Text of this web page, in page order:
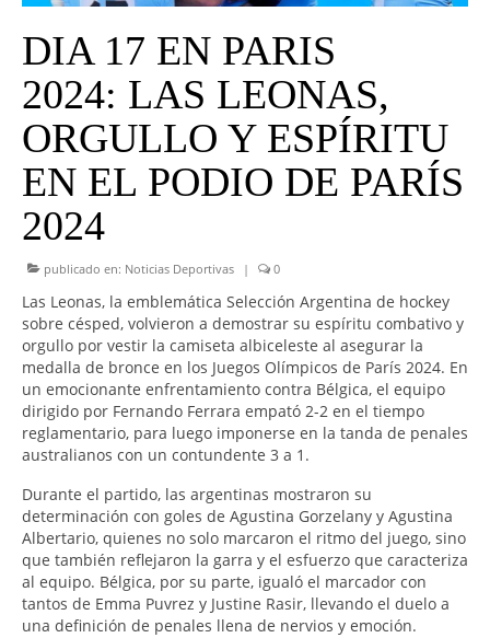
CAD MEDIA
CAD FEDERAL
DIA 17 EN PARIS
2024: LAS LEONAS,
ORGULLO Y ESPÍRITU
EN EL PODIO DE PARÍS
2024
publicado en: Noticias Deportivas | 0
Las Leonas, la emblemática Selección Argentina de hockey
sobre césped, volvieron a demostrar su espíritu combativo y
orgullo por vestir la camiseta albiceleste al asegurar la
medalla de bronce en los Juegos Olímpicos de París 2024. En
un emocionante enfrentamiento contra Bélgica, el equipo
dirigido por Fernando Ferrara empató 2-2 en el tiempo
reglamentario, para luego imponerse en la tanda de penales
australianos con un contundente 3 a 1.
Durante el partido, las argentinas mostraron su
determinación con goles de Agustina Gorzelany y Agustina
Albertario, quienes no solo marcaron el ritmo del juego, sino
que también reflejaron la garra y el esfuerzo que caracteriza
al equipo. Bélgica, por su parte, igualó el marcador con
tantos de Emma Puvrez y Justine Rasir, llevando el duelo a
una definición de penales llena de nervios y emoción.